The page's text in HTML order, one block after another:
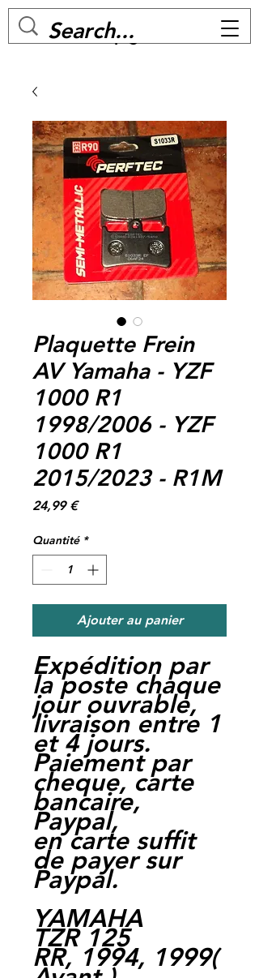
MC BIKE Perpignan
Plaquette Frein
AV Yamaha - YZF
1000 R1
1998/2006 - YZF
1000 R1
2015/2023 - R1M
24,99 €Prix
Quantité *
Ajouter au panier
Expédition par
la poste chaque
jour ouvrable,
livraison entre 1
et 4 jours.
Paiement par
cheque, carte
bancaire,
Paypal,
en carte suffit
de payer sur
Paypal.
YAMAHA
TZR 125
RR, 1994, 1999(